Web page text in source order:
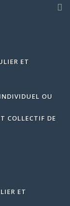
ET
OU
COLLECTIF DE
ET